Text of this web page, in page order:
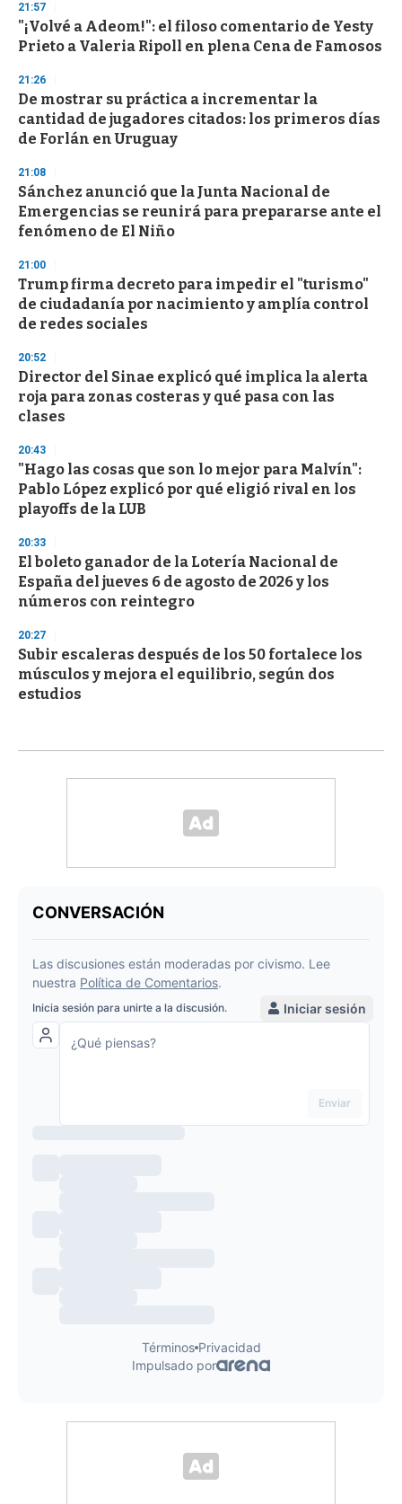
d
s
o
f
3
s
c
o
d
s
21:57
"¡Volvé a Adeom!": el filoso comentario de Yesty
Prieto a Valeria Ripoll en plena Cena de Famosos
21:26
De mostrar su práctica a incrementar la
cantidad de jugadores citados: los primeros días
de Forlán en Uruguay
21:08
Sánchez anunció que la Junta Nacional de
Emergencias se reunirá para prepararse ante el
fenómeno de El Niño
21:00
Trump firma decreto para impedir el "turismo"
de ciudadanía por nacimiento y amplía control
de redes sociales
20:52
Director del Sinae explicó qué implica la alerta
roja para zonas costeras y qué pasa con las
clases
20:43
"Hago las cosas que son lo mejor para Malvín":
Pablo López explicó por qué eligió rival en los
playoffs de la LUB
20:33
El boleto ganador de la Lotería Nacional de
España del jueves 6 de agosto de 2026 y los
números con reintegro
20:27
Subir escaleras después de los 50 fortalece los
músculos y mejora el equilibrio, según dos
estudios